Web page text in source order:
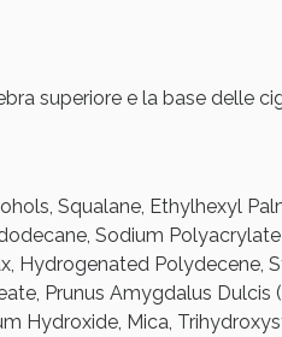
superiore e la base delle
Squalane, Ethylhexyl
Sodium
Hydrogenated Polydecene,
Prunus Amygdalus Dulcis
Hydroxide, Mica,
45% oggi!